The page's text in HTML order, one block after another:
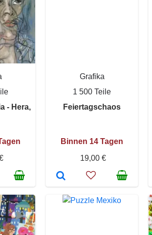
- Hera,
Grafika
1 500 Teile
Feiertagschaos
Binnen 14 Tagen
19,00 €